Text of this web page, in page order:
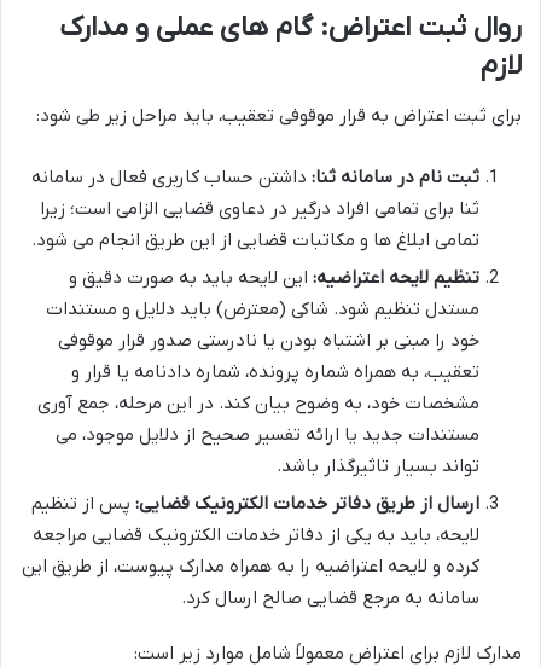
روال ثبت اعتراض: گام های عملی و مدارک
لازم
برای ثبت اعتراض به قرار موقوفی تعقیب، باید مراحل زیر طی شود:
ثبت نام در سامانه ثنا: داشتن حساب کاربری فعال در سامانه
ثنا برای تمامی افراد درگیر در دعاوی قضایی الزامی است؛ زیرا
تمامی ابلاغ ها و مکاتبات قضایی از این طریق انجام می شود.
تنظیم لایحه اعتراضیه: این لایحه باید به صورت دقیق و
مستدل تنظیم شود. شاکی (معترض) باید دلایل و مستندات
خود را مبنی بر اشتباه بودن یا نادرستی صدور قرار موقوفی
تعقیب، به همراه شماره پرونده، شماره دادنامه یا قرار و
مشخصات خود، به وضوح بیان کند. در این مرحله، جمع آوری
مستندات جدید یا ارائه تفسیر صحیح از دلایل موجود، می
تواند بسیار تاثیرگذار باشد.
ارسال از طریق دفاتر خدمات الکترونیک قضایی: پس از تنظیم
لایحه، باید به یکی از دفاتر خدمات الکترونیک قضایی مراجعه
کرده و لایحه اعتراضیه را به همراه مدارک پیوست، از طریق این
سامانه به مرجع قضایی صالح ارسال کرد.
مدارک لازم برای اعتراض معمولاً شامل موارد زیر است: